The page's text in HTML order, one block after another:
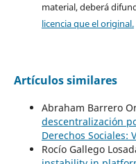
material, deberá
licencia que el original.
Artículos similares
Abraham Barrero
descentralización
Derechos Sociales:
Rocío Gallego